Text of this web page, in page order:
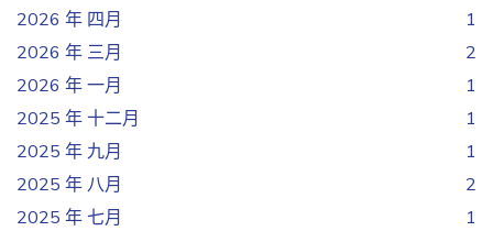
2026 年 四月
1
2026 年 三月
2
2026 年 一月
1
2025 年 十二月
1
2025 年 九月
1
2025 年 八月
2
2025 年 七月
1